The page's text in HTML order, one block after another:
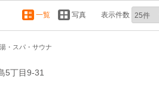
一覧 写真 表示件数
・スパ・サウナ
5丁目9-31